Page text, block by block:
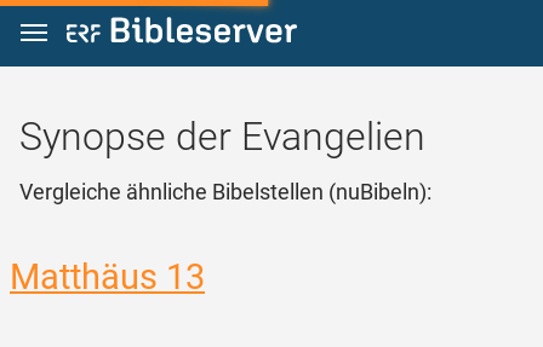
Zum Inhalt springen
Synopse der Evangelien
Vergleiche ähnliche Bibelstellen (nuBibeln):
Matthäus 13